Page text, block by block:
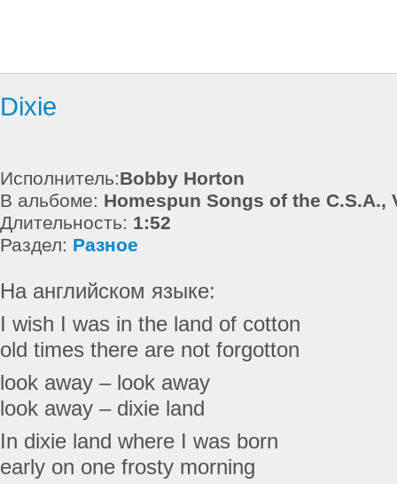
Dixie
Исполнитель:Bobby Horton
В альбоме: Homespun Songs of the C.S.A.,
Длительность: 1:52
Раздел: Разное
На английском языке:
I wish I was in the land of cotton
old times there are not forgotton
look away – look away
look away – dixie land
In dixie land where I was born
early on one frosty morning